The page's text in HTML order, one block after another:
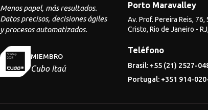
Menos papel, más resultados.
Datos precisos, decisiones ágiles
y procesos automatizados.
MIEMBRO
Cubo Itaú
Porto Maravalley
Av. Prof. Pereira Reis, 76,
Cristo, Rio de Janeiro -
Teléfono
Brasil: +55 (21) 2527-
Portugal: +351 914-